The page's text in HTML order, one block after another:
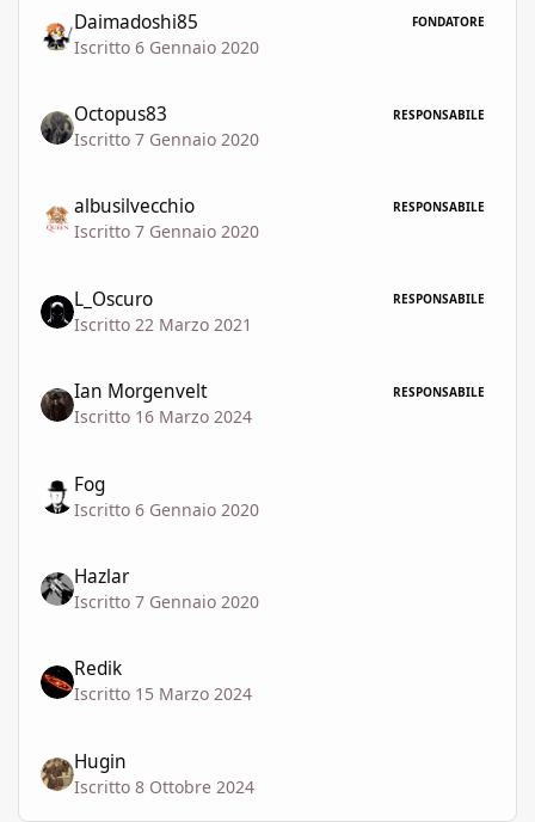
Daimadoshi85 FONDATORE
Iscritto 6 Gennaio 2020
Octopus83 RESPONSABILE
Iscritto 7 Gennaio 2020
albusilvecchio RESPONSABILE
Iscritto 7 Gennaio 2020
L_Oscuro RESPONSABILE
Iscritto 22 Marzo 2021
Ian Morgenvelt RESPONSABILE
Iscritto 16 Marzo 2024
Fog
Iscritto 6 Gennaio 2020
Hazlar
Iscritto 7 Gennaio 2020
Redik
Iscritto 15 Marzo 2024
Hugin
Iscritto 8 Ottobre 2024